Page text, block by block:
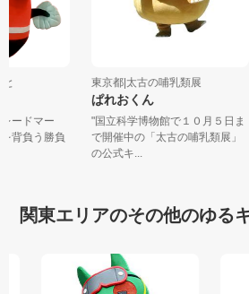
と
レードマー
を背負う勝負
東京都|太古の哺乳類展
ぱれおくん
"国立科学博物館で１０月５日ま
で開催中の「太古の哺乳類展」
の公式キ...
関東エリアのその他のゆる